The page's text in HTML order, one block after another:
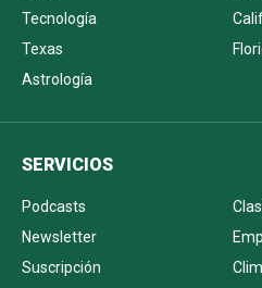
Tecnología
Texas
Astrología
SERVICIOS
Podcasts
Newsletter
Suscripción